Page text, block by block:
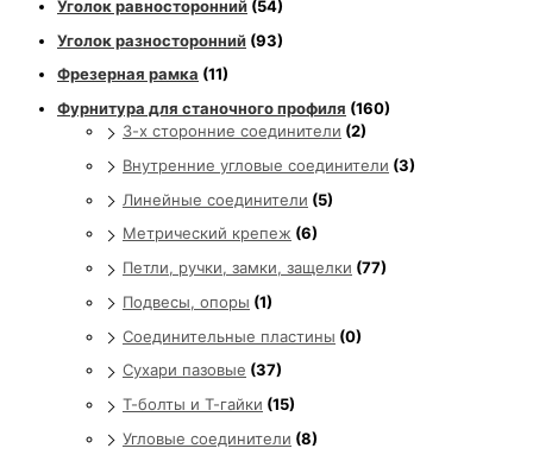
Уголок равносторонний (54)
Уголок разносторонний (93)
Фрезерная рамка (11)
Фурнитура для станочного профиля (160)
3-х сторонние соединители (2)
Внутренние угловые соединители (3)
Линейные соединители (5)
Метрический крепеж (6)
Петли, ручки, замки, защелки (77)
Подвесы, опоры (1)
Соединительные пластины (0)
Сухари пазовые (37)
Т-болты и Т-гайки (15)
Угловые соединители (8)